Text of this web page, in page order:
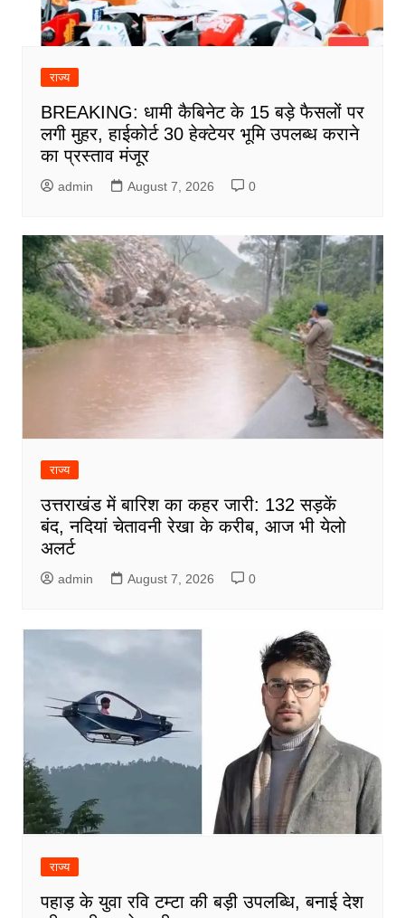
राज्य
BREAKING: धामी कैबिनेट के 15 बड़े फैसलों पर
लगी मुहर, हाईकोर्ट 30 हेक्टेयर भूमि उपलब्ध कराने
का प्रस्ताव मंजूर
admin August 7, 2026 0
राज्य
उत्तराखंड में बारिश का कहर जारी: 132 सड़कें
बंद, नदियां चेतावनी रेखा के करीब, आज भी येलो
अलर्ट
admin August 7, 2026 0
राज्य
पहाड़ के युवा रवि टम्टा की बड़ी उपलब्धि, बनाई देश